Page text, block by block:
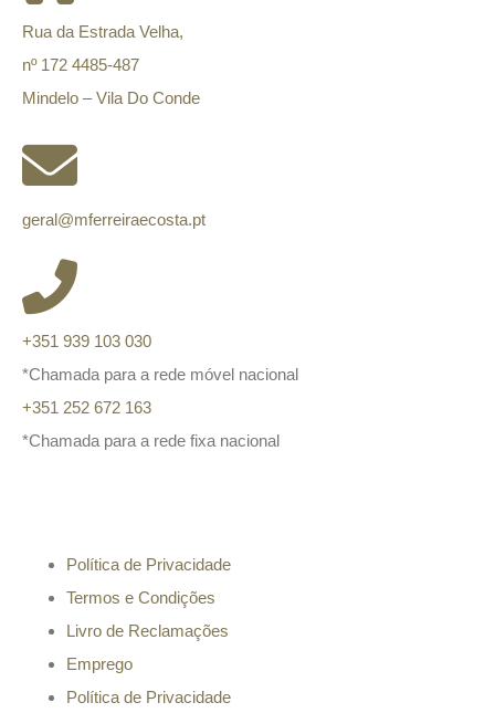
Rua da Estrada Velha,
nº 172 4485-487
Mindelo – Vila Do Conde
geral@mferreiraecosta.pt
+351 939 103 030
*Chamada para a rede móvel nacional
+351 252 672 163
*Chamada para a rede fixa nacional
Política de Privacidade
Termos e Condições
Livro de Reclamações
Emprego
Política de Privacidade